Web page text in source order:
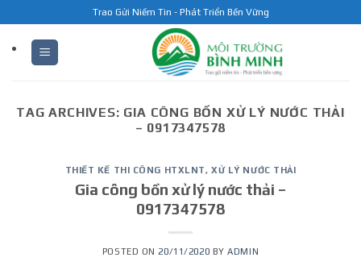
to
content
Trao Gửi Niềm Tin - Phát Triển Bền Vững
TAG ARCHIVES: GIA CÔNG BỒN XỬ LÝ NƯỚC THẢI
– 0917347578
THIẾT KẾ THI CÔNG HTXLNT,XỬ LÝ NƯỚC THẢI
Gia công bồn xử lý nước thải –
0917347578
POSTED ON 20/11/2020 BYADMIN